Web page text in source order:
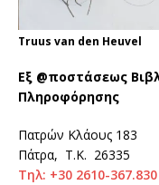
Truus van den Heuvel
Εξ @ποστάσεως
Πληροφόρησης
Πατρών Κλάους 183
Πάτρα, Τ.Κ. 26335
Τηλ: +30 2610-367.830